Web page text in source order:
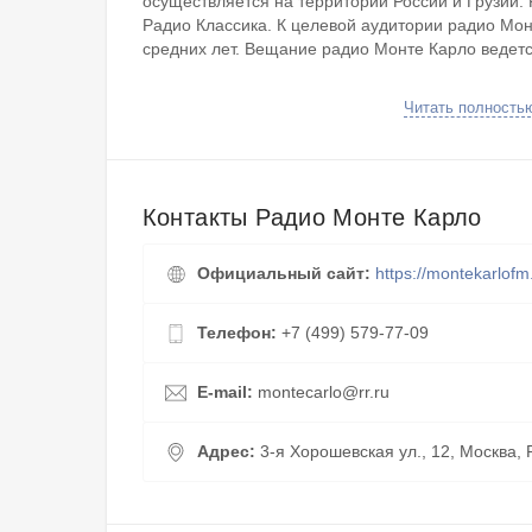
Радио Классика. К целевой аудитории радио
средних лет. Вещание радио Монте Карло
и рок. Популярные музыкальные композиции на
На нашем сайте в онлайн формате можно
радио можно в любом уголке страны. В эфире
свой личный кабинет. Соблюдаем политику
правообладателям соблюдение авторского права.
Читать
Контакты Радио Монте Карло
Официальный сайт: https://
Телефон: +7 (499) 579-77-09
E-mail: montecarlo@rr.ru
Адрес: 3-я Хорошевская ул., 12, Москва,